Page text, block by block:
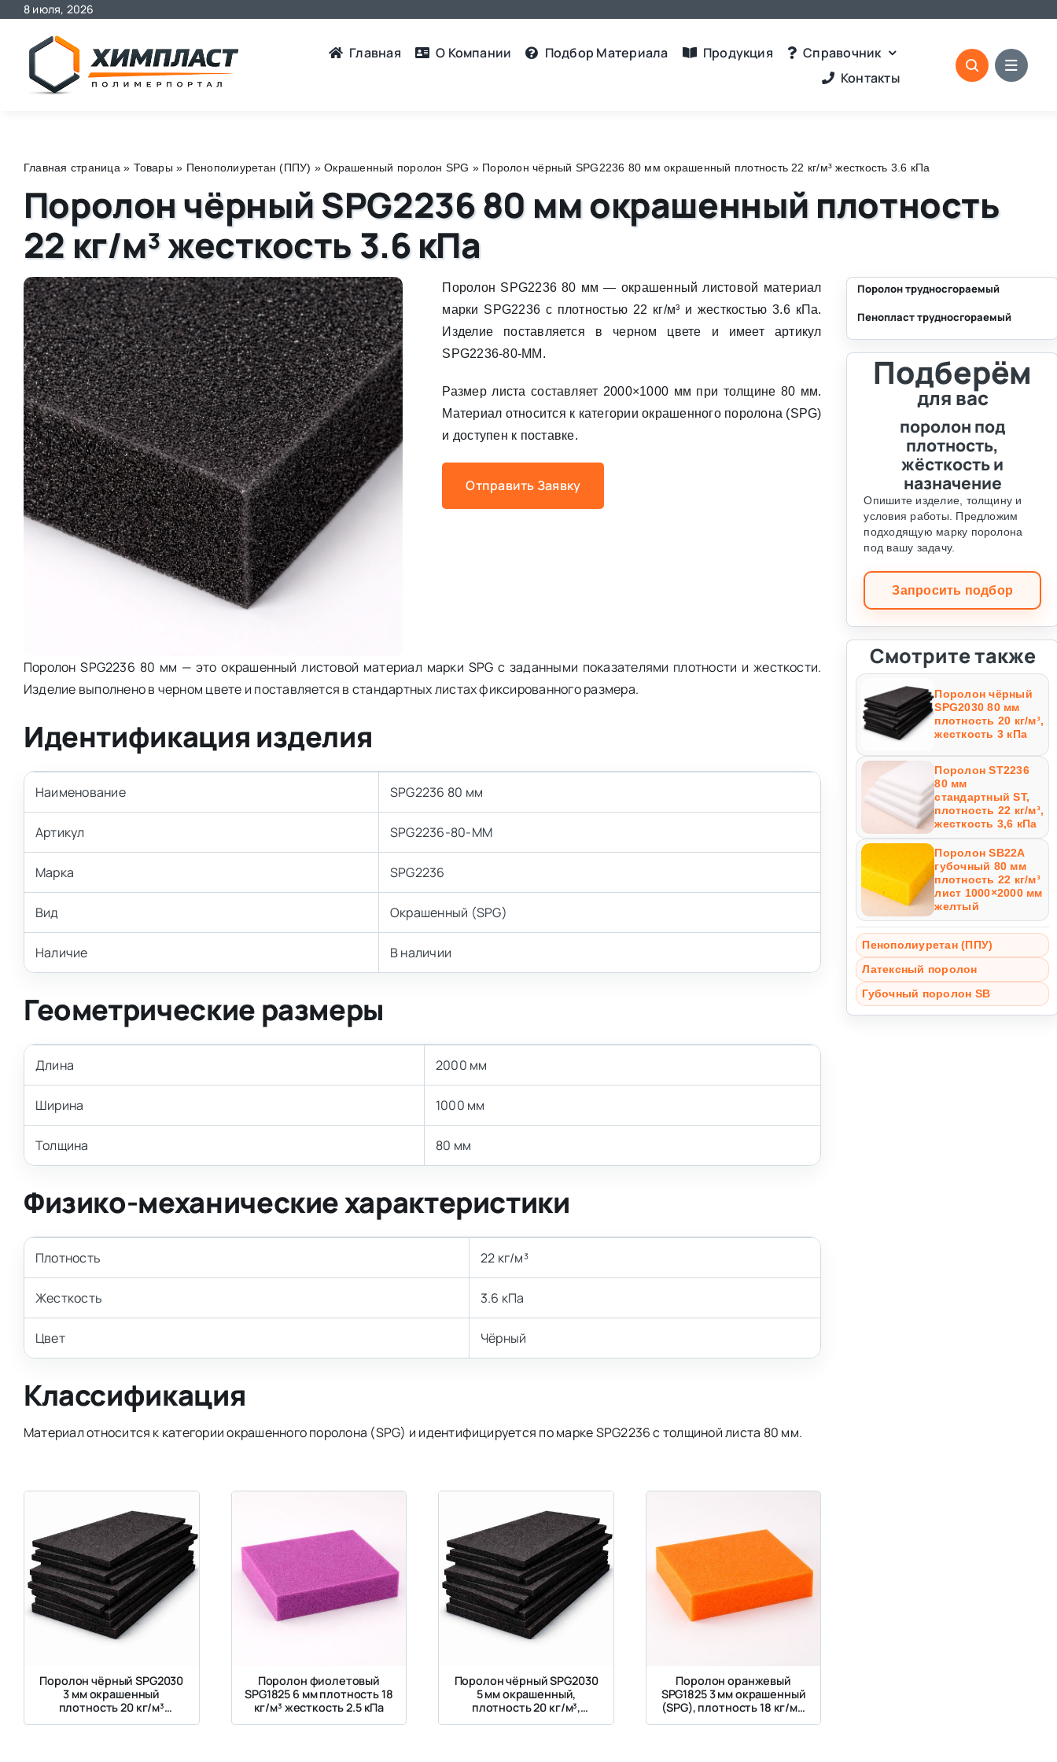
Skip
content
8 июля, 2026
Главная О Компании Подбор Материалa Продукция
Справочник
Контакты
Главная страница » Товары » Пенополиуретан (ППУ) »Окрашенный поролон SPG » Поролон чёрный SPG2236 80 мм окрашенный плотность 22 кг/м³ жесткость 3.6 кПа
Поролон чёрный SPG2236 80 мм окрашенный плотность
22 кг/м³ жесткость 3.6 кПа
Поролон SPG2236 80 мм — окрашенный листовой материал
марки SPG2236 с плотностью 22 кг/м³ и жесткостью 3.6 кПа.
Изделие поставляется в черном цвете и имеет артикул
SPG2236-80-MM.
Размер листа составляет 2000×1000 мм при толщине 80 мм.
Материал относится к категории окрашенного поролона (SPG)
и доступен к поставке.
Отправить Заявку
Поролон SPG2236 80 мм — это окрашенный листовой материал марки SPG с заданными показателями плотности и жесткости.
Изделие выполнено в черном цвете и поставляется в стандартных листах фиксированного размера.
Идентификация изделия
Наименование SPG2236 80 мм
Артикул SPG2236-80-MM
Марка SPG2236
Вид Окрашенный (SPG)
Наличие В наличии
Геометрические размеры
Длина 2000 мм
Ширина 1000 мм
Толщина 80 мм
Физико-механические характеристики
Плотность 22 кг/м³
Жесткость 3.6 кПа
Цвет Чёрный
Классификация
Материал относится к категории окрашенного поролона (SPG) и идентифицируется по марке SPG2236 с толщиной листа 80 мм.
Поролон чёрный SPG2030
3 мм окрашенный
плотность 20 кг/м³
жесткость 3 кПа
Поролон фиолетовый
SPG1825 6 мм плотность 18
кг/м³ жесткость 2.5 кПа
Поролон чёрный SPG2030
5 мм окрашенный,
плотность 20 кг/м³,
жесткость 3 кПа
Поролон оранжевый
SPG1825 3 мм окрашенный
(SPG), плотность 18 кг/м³,
жесткость 2.5 кПа
Поролон трудносгораемый
Пенопласт трудносгораемый
Подберём
для вас
поролон под
плотность,
жёсткость и
назначение
Опишите изделие, толщину и
условия работы. Предложим
подходящую марку поролона
под вашу задачу.
Запросить подбор
Смотрите также
Поролон чёрный
SPG2030 80 мм
плотность 20 кг/м³,
жесткость 3 кПа
Поролон ST2236
80 мм
стандартный ST,
плотность 22 кг/м³,
жесткость 3,6 кПа
Поролон SB22A
губочный 80 мм
плотность 22 кг/м³
лист 1000×2000 мм
желтый
Пенополиуретан (ППУ)
Латексный поролон
Губочный поролон SB